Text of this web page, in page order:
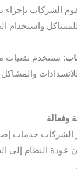
الشركات بإجراء
واستخدام
: تستخدم تقنيات
للانسدادات
وفعالة
الشركات خدمات
عودة النظام إلى